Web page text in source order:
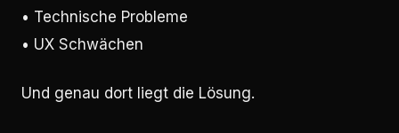
• Technische Probleme
• UX Schwächen
Und genau dort liegt die Lösung.